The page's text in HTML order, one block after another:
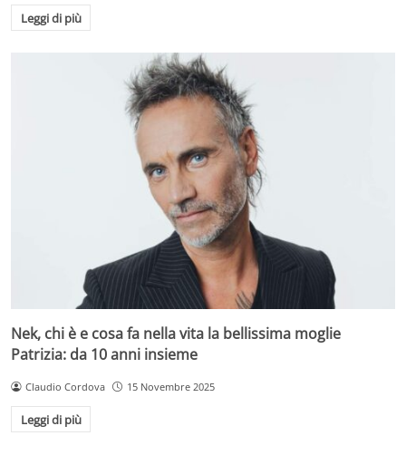
Leggi di più
Nek, chi è e cosa fa nella vita la bellissima moglie
Patrizia: da 10 anni insieme
Claudio Cordova 15 Novembre 2025
Leggi di più